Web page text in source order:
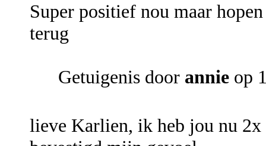
Super positief nou maar
terug
Getuigenis door annie op
lieve Karlien, ik heb jou nu